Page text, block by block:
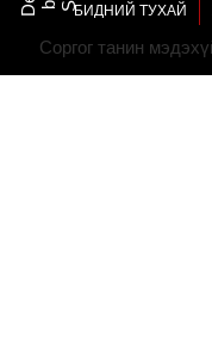
БИДНИЙ ТУХАЙ
Соргог танин